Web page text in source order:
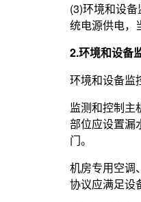
(3)环境和设
统电源供电，
2.环境和设备
环境和设备监
监测和控制主
部位应设置漏
门。
机房专用空调
协议应满足设